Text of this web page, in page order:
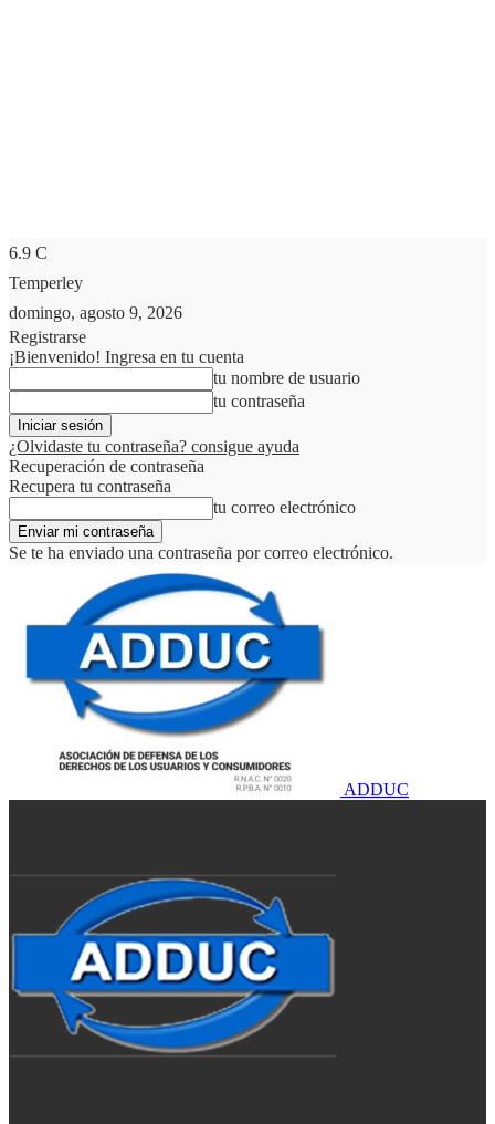
6.9 C
Temperley
domingo, agosto 9, 2026
Registrarse
¡Bienvenido! Ingresa en tu cuenta
tu nombre de usuario
tu contraseña
¿Olvidaste tu contraseña? consigue ayuda
Recuperación de contraseña
Recupera tu contraseña
tu correo electrónico
Se te ha enviado una contraseña por correo electrónico.
ADDUC